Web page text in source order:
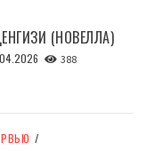
(НОВЕЛЛА)
388
/